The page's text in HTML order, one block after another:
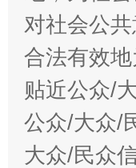
对社会公
合法有效
贴近公众/
公众/大众/
大众/民众